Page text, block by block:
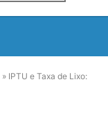
» IPTU e Taxa de Lixo: